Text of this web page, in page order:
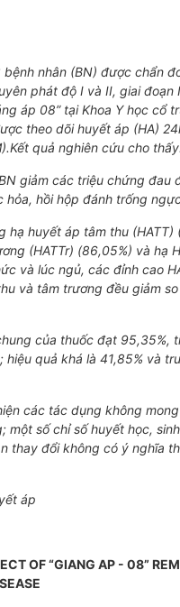
nhân (BN) được chẩn
phát độ I và II, giai đoạn
áp 08” tại Khoa Y học cổ
theo dõi huyết áp (HA)
quả nghiên cứu cho
giảm các triệu chứng đau
hỏa, hồi hộp đánh trống
hạ huyết áp tâm thu (HATT)
(HATTr) (86,05%) và hạ
và lúc ngủ, các đỉnh cao
và tâm trương đều giảm
của thuốc đạt 95,35%,
quả khá là 41,85% và
các tác dụng không
một số chỉ số huyết học,
thay đổi không có ý nghĩa
áp
OF “GIANG AP - 08”